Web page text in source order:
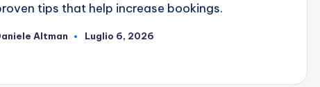
tips that help increase bookings.
Altman Luglio 6, 2026